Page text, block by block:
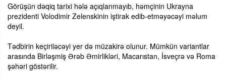
Görüşün dəqiq tarixi hələ açıqlanmayıb, həmçinin Ukrayna
prezidenti Volodimir Zelenskinin iştirak edib-etməyəcəyi məlum
deyil.
Tədbirin keçiriləcəyi yer də müzakirə olunur. Mümkün variantlar
arasında Birləşmiş Ərəb Əmirlikləri, Macarıstan, İsveçrə və Roma
şəhəri göstərilir.